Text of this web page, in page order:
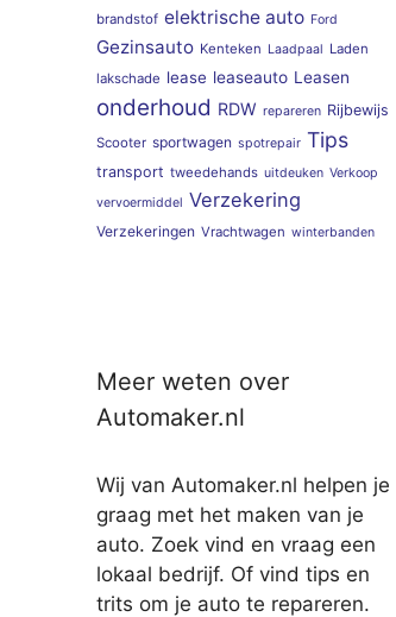
brandstof elektrische auto Ford
Gezinsauto Kenteken Laadpaal Laden
lakschade lease leaseauto Leasen
onderhoud RDW repareren Rijbewijs
Scooter sportwagen spotrepair Tips
transport tweedehands uitdeuken Verkoop
vervoermiddel Verzekering
Verzekeringen Vrachtwagen winterbanden
Meer weten over
Automaker.nl
Wij van Automaker.nl helpen je
graag met het maken van je
auto. Zoek vind en vraag een
lokaal bedrijf. Of vind tips en
trits om je auto te repareren.